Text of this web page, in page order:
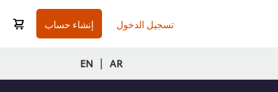
تسجيل الدخول إنشاء حساب
AR
|
EN